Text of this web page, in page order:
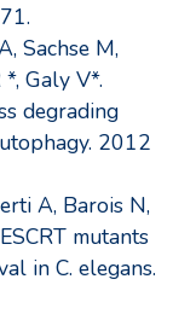
Sachse M,
Galy V*.
degrading
2012
A, Barois N,
mutants
in C. elegans.